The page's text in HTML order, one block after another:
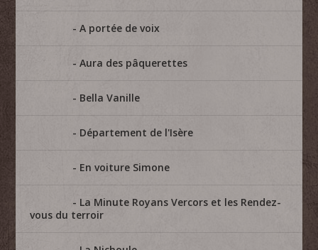
A portée de voix
Aura des pâquerettes
Bella Vanille
Département de l'Isère
En voiture Simone
La Minute Royans Vercors et les Rendez-
vous du terroir